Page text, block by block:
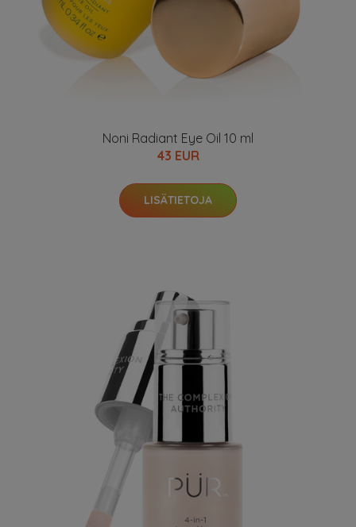
Noni Radiant Eye Oil 10 ml
43 EUR
LISÄTIETOJA